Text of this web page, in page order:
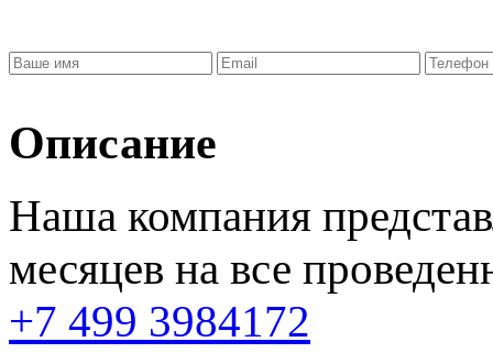
Описание
Наша компания
месяцев на все
+7 499 3984172